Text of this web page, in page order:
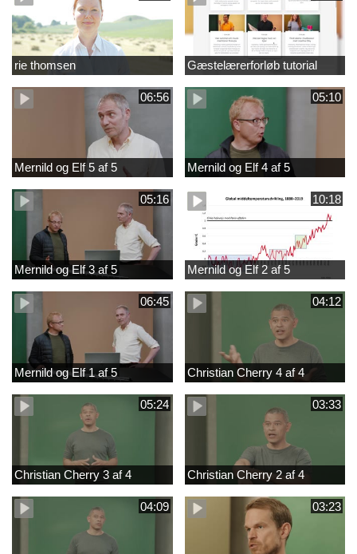
rie thomsen Gæstelærerforløb tutorial
06:56
Mernild og Elf 5 af 5
05:10
Mernild og Elf 4 af 5
05:16
Mernild og Elf 3 af 5
10:18
Mernild og Elf 2 af 5
06:45
Mernild og Elf 1 af 5
04:12
Christian Cherry 4 af 4
05:24
Christian Cherry 3 af 4
03:33
Christian Cherry 2 af 4
04:09 03:23